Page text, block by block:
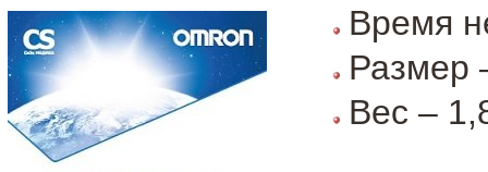
Время
Размер
Вес –